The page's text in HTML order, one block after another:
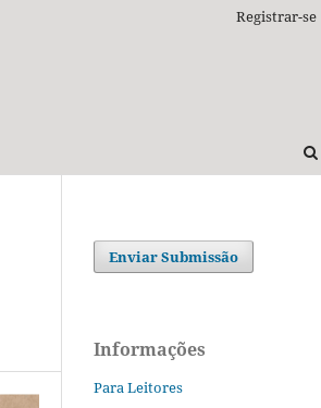
Registrar-se
Enviar Submissão
Informações
Para Leitores